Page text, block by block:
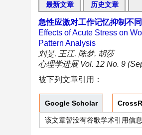
最新文章 历史文章
急性应激对工作记忆抑制不
Effects of Acute Stress on
Pattern Analysis
刘旻, 王江, 陈梦, 胡莎
心理学进展 Vol. 12 No. 9
被下列文章引用：
Google Scholar
该文章暂没有谷歌学术引用信